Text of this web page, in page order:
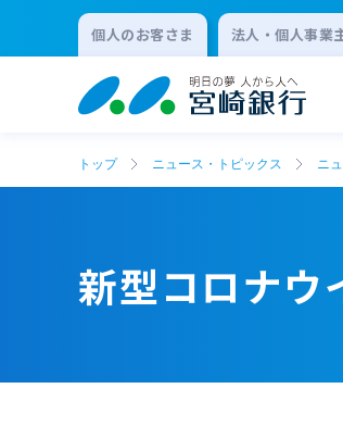
個人のお客さま 法人・個人事業
トップ ニュース・トピックス ニ
新型コロナウ